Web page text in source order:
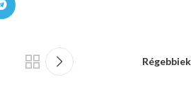
Régebbiek